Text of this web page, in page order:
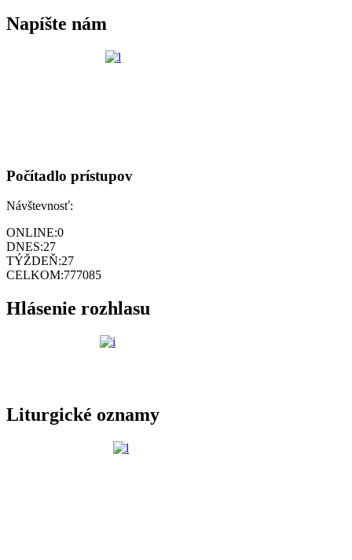
Napíšte nám
Počítadlo prístupov
Návštevnosť:
ONLINE:0
DNES:27
TÝŽDEŇ:27
CELKOM:777085
Hlásenie rozhlasu
Liturgické oznamy